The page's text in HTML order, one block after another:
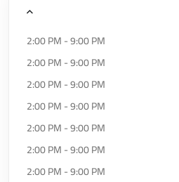
2:00 PM - 9:00 PM
2:00 PM - 9:00 PM
2:00 PM - 9:00 PM
2:00 PM - 9:00 PM
2:00 PM - 9:00 PM
2:00 PM - 9:00 PM
2:00 PM - 9:00 PM